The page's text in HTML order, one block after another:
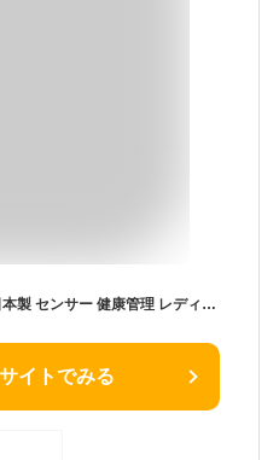
【1年保証】スマートウォッチ 日本製 センサー 健康管理 レディース メンズ iPhone対応 Android対応 メンズ IP68防水 大画面 睡眠検測 父 母 家族 プレゼント IOS メール line着信通知
イトでみる